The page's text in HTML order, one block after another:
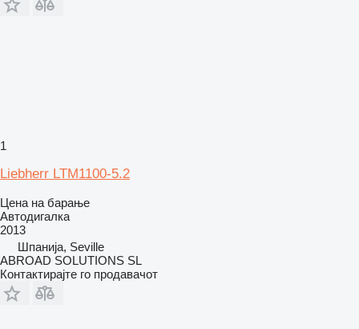
1
Liebherr LTM1100-5.2
Цена на барање
Автодигалка
2013
Шпанија, Seville
ABROAD SOLUTIONS SL
Контактирајте го продавачот